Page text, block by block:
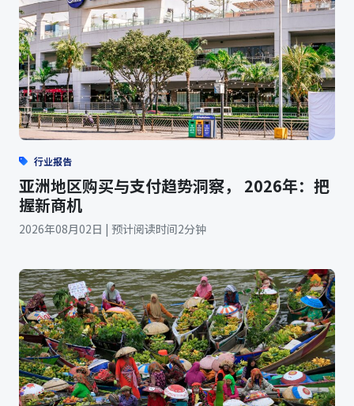
行业报告
亚洲地区购买与支付趋势洞察， 2026年：把
握新商机
2026年08月02日 | 预计阅读时间2分钟